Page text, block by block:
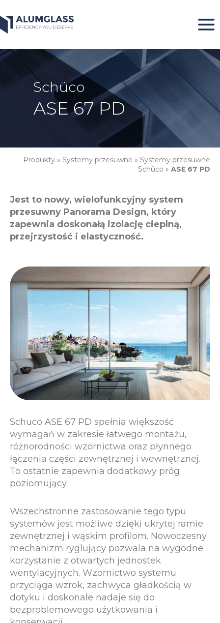
do
treści
Schüco
ASE 67 PD
Produkty » Systemy przesuwne » Systemy przesuwne
Schüco » ASE 67 PD
Jest to nowy, wielofunkcyjny system
przesuwny Panorama Design, który
zapewnia doskonałą izolację cieplną,
przejrzystość i elastyczność.
Schuco ASE 67 PD spełnia większość
wymagań w zakresie łatwego montażu,
różnorodności wzornictwa oraz płynnego
łączenia części zewnętrznej i wewnętrznej.
To ostatnie zapewnia dodatkowy próg
poziomujący.
Wszechstronne zastosowanie tego typu
systemów jest możliwe dzięki ukrytej ramie
zewnętrznej i wąskim profilom. Nowoczesny
mechanizm ryglujący pozwala na wygodne
korzystanie z otwartych jednostek
wentylacyjnych. Wzornictwo systemu
przyciąga wzrok, zachwyca gładkością w
dotyku i doskonale nadaje się do
bezproblemowego użytkowania i